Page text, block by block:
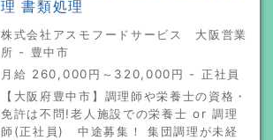
理 書類処理
株式会社アスモフードサービス 大阪営業
所 - 豊中市
月給 260,000円～320,000円 - 正社員
【大阪府豊中市】調理師や栄養士の資格・
免許は不問!老人施設での栄養士 or 調理
師(正社員) 中途募集！ 集団調理が未経